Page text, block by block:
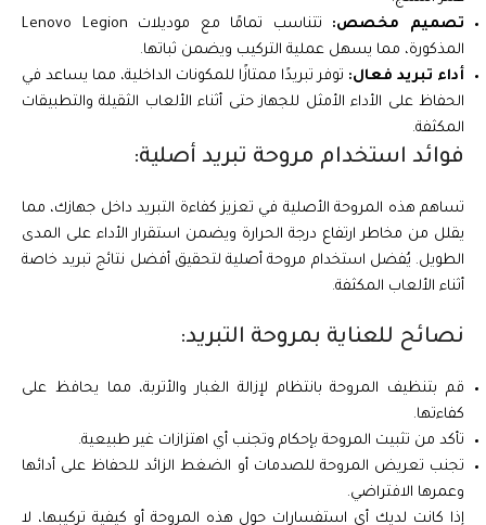
تصميم مخصص:
تتناسب تمامًا مع موديلات Lenovo Legion
المذكورة، مما يسهل عملية التركيب ويضمن ثباتها.
أداء تبريد فعال: توفر تبريدًا ممتازًا للمكونات الداخلية، مما يساعد في
الحفاظ على الأداء الأمثل للجهاز حتى أثناء الألعاب الثقيلة والتطبيقات
المكثفة.
فوائد استخدام مروحة تبريد أصلية:
تساهم هذه المروحة الأصلية في تعزيز كفاءة التبريد داخل جهازك، مما
يقلل من مخاطر ارتفاع درجة الحرارة ويضمن استقرار الأداء على المدى
الطويل. يُفضل استخدام مروحة أصلية لتحقيق أفضل نتائج تبريد خاصة
أثناء الألعاب المكثفة.
نصائح للعناية بمروحة التبريد:
قم بتنظيف المروحة بانتظام لإزالة الغبار والأتربة، مما يحافظ على
كفاءتها.
تأكد من تثبيت المروحة بإحكام وتجنب أي اهتزازات غير طبيعية.
تجنب تعريض المروحة للصدمات أو الضغط الزائد للحفاظ على أدائها
وعمرها الافتراضي.
إذا كانت لديك أي استفسارات حول هذه المروحة أو كيفية تركيبها، لا